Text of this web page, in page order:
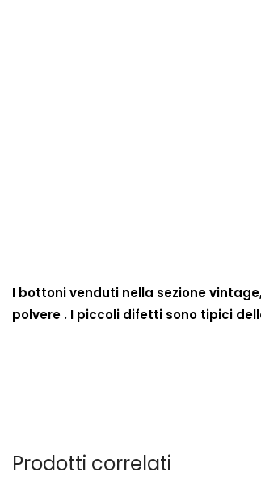
I bottoni venduti nella sezione
polvere . I piccoli difetti sono tipici
Prodotti correlati